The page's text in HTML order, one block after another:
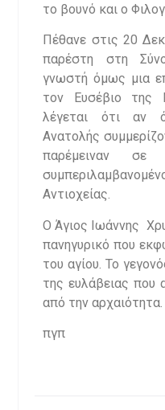
το βουνό και ο
Πέθανε στις 20
παρέστη στη
γνωστή όμως μια
τον Ευσέβιο της
λέγεται ότι αν
Ανατολής
παρέμειναν σε
Αντιοχείας.
Ο Άγιος Ιωάννης
πανηγυρικό που
του αγίου. Το
της ευλάβειας που
από την αρχαιότητα.
πγπ